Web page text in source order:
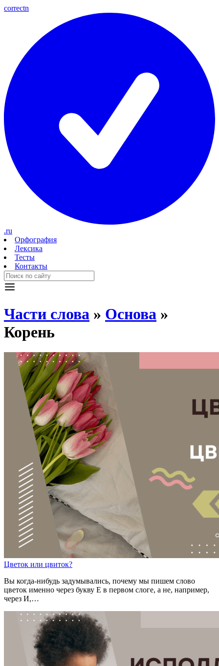
correctn
.ru
Орфография
Лексика
Тесты
Контакты
Части слова » Основа »
Корень
Цветок или цвиток?
Вы когда-нибудь задумывались, почему мы пишем слово
цветок именно через букву Е в первом слоге, а не, например,
через И,…